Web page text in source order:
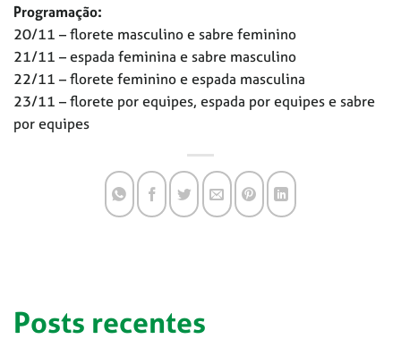
Programação:
20/11 – florete masculino e sabre feminino
21/11 – espada feminina e sabre masculino
22/11 – florete feminino e espada masculina
23/11 – florete por equipes, espada por equipes e sabre
por equipes
Posts recentes